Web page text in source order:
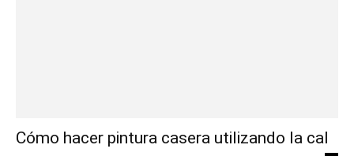
Cómo hacer pintura casera utilizando la cal